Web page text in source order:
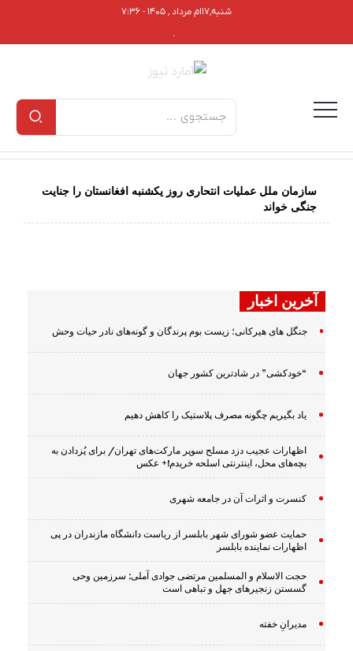
شنبه,۱۷ام مرداد , ۱۴۰۵ - ۷:۳۶
.
سازمان ملل عملیات انتحاری روز یکشنبه افغانستان را جنایت
جنگی خواند
آخرین اخبار
جنگل های هیرکانی؛ زیست بوم پرندگان و گونه‌های نادر حیات وحش
“خودکشی” در شادترین کشور جهان
یاد بگیریم چگونه مصرف پلاستیک را کاهش دهیم
اظهارات عجیب دزد مسلح سوپر مارکت‌های تهران/ برای پُزدادن به
بچه‌های محل، اینترنتی اسلحه خریدم!+ عکس
کنسرت و اثرات آن در جامعه شهری
حمایت عضو شورای شهر بابلسر از ریاست دانشگاه مازندران در پی
اظهارات نماینده بابلسر
حجت الاسلام و المسلمین مرتضی جوادی آملی: سرزمین وحى
گسستن زنجیرهاى جهل و تباهى است
مدیرانِ خفته